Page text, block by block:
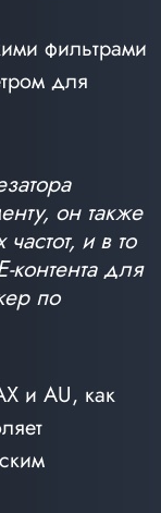
фильтрами
для
он также
и в то
контента для
по
и AU, как